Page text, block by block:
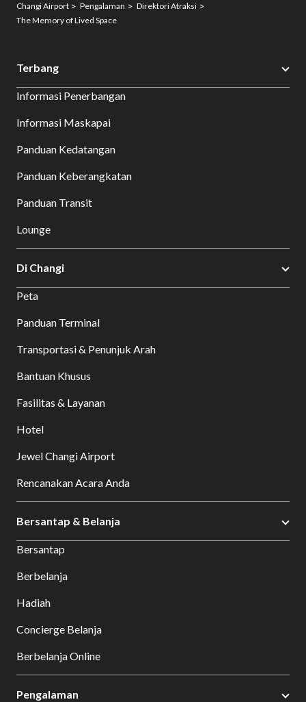
Changi Airport Pengalaman
Direktori Atraksi
The Memory of Lived Space
Terbang
Informasi Penerbangan
Informasi Maskapai
Panduan Kedatangan
Panduan Keberangkatan
Panduan Transit
Lounge
Di Changi
Peta
Panduan Terminal
Transportasi & Penunjuk Arah
Bantuan Khusus
Fasilitas & Layanan
Hotel
Jewel Changi Airport
Rencanakan Acara Anda
Bersantap & Belanja
Bersantap
Berbelanja
Hadiah
Concierge Belanja
Berbelanja Online
Pengalaman